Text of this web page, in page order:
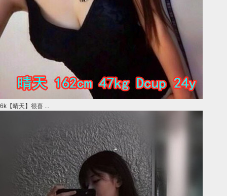
6k【晴天】很喜 ...